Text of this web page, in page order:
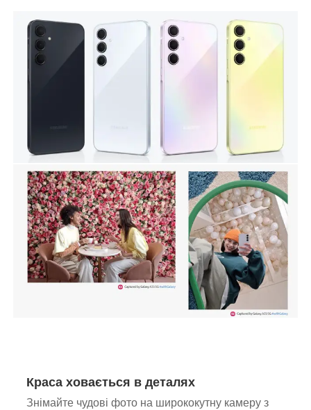
Краса ховається в деталях
Знімайте чудові фото на ширококутну камеру з